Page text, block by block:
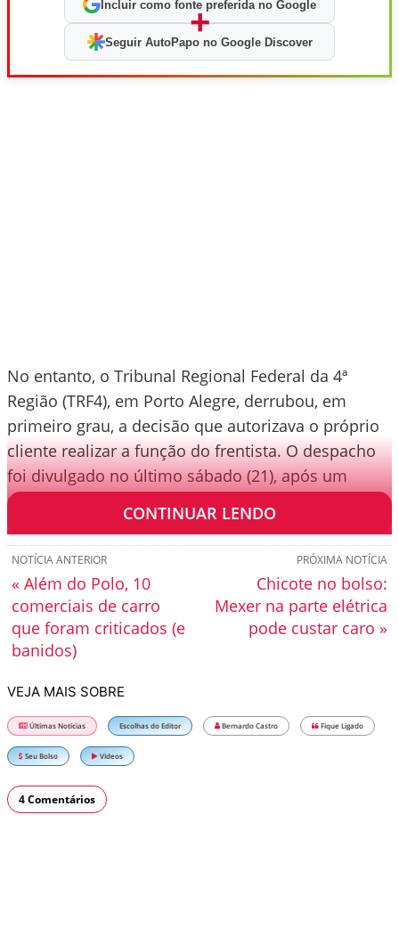
Incluir como fonte preferida no Google
+
Seguir AutoPapo no Google Discover
No entanto, o Tribunal Regional Federal da 4ª
Região (TRF4), em Porto Alegre, derrubou, em
primeiro grau, a decisão que autorizava o próprio
cliente realizar a função do frentista. O despacho
foi divulgado no último sábado (21), após um
pedido feito pela Advocacia Geral da União (AGU).
CONTINUAR LENDO
PRÓXIMA NOTÍCIA
Chicote no bolso:
Mexer na parte elétrica
pode custar caro »
NOTÍCIA ANTERIOR
« Além do Polo, 10
comerciais de carro
que foram criticados (e
banidos)
VEJA MAIS SOBRE
Últimas Notícias Escolhas do Editor Bernardo Castro Fique Ligado
Seu Bolso Vídeos
4 Comentários